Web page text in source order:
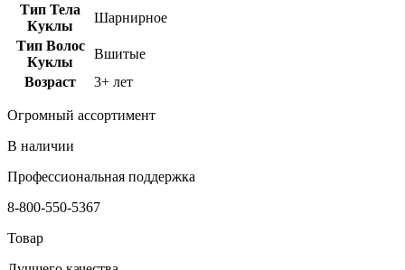
Тип Тела
Куклы
Шарнирное
Тип Волос
Куклы
Вшитые
Возраст
3+ лет
Огромный ассортимент
В наличии
Профессиональная поддержка
8-800-550-5367
Товар